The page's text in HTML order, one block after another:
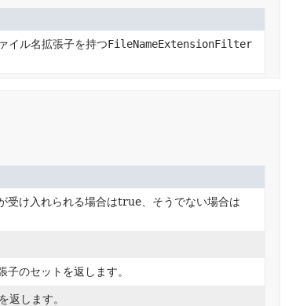
イル名拡張子を持つFileNameExtensionFilter
受け入れられる場合はtrue、そうでない場合は
のセットを返します。
返します。